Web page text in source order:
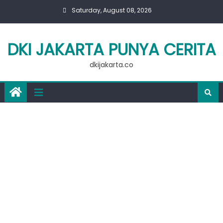
Saturday, August 08, 2026
DKI JAKARTA PUNYA CERITA
dkijakarta.co